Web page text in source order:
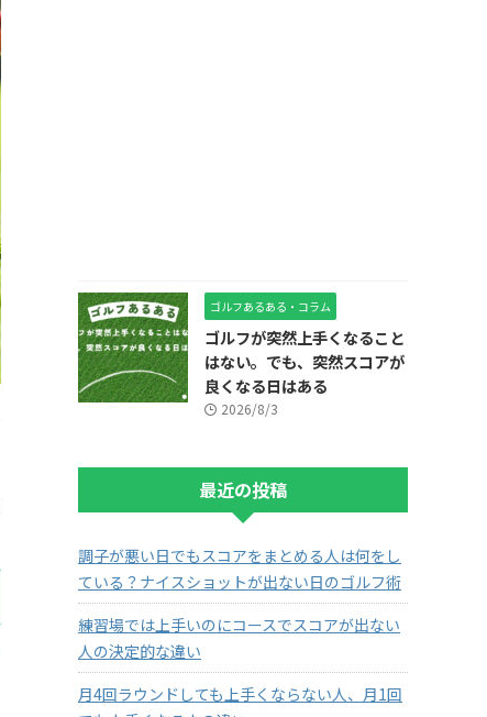
ゴルフあるある・コラム
ゴルフが突然上手くなること
はない。でも、突然スコアが
良くなる日はある
2026/8/3
最近の投稿
調子が悪い日でもスコアをまとめる人は何をし
ている？ナイスショットが出ない日のゴルフ術
練習場では上手いのにコースでスコアが出ない
人の決定的な違い
月4回ラウンドしても上手くならない人、月1回